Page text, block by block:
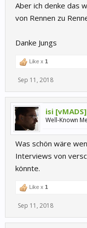
Aber ich denke das
von Rennen zu
Danke Jungs
Like x 1
Sep 11, 2018
isi [vMADS]
Well-Known
Was schön wäre
Interviews von
könnte.
Like x 1
Sep 11, 2018